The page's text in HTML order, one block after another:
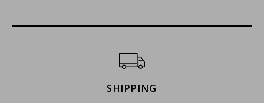
SHIPPING